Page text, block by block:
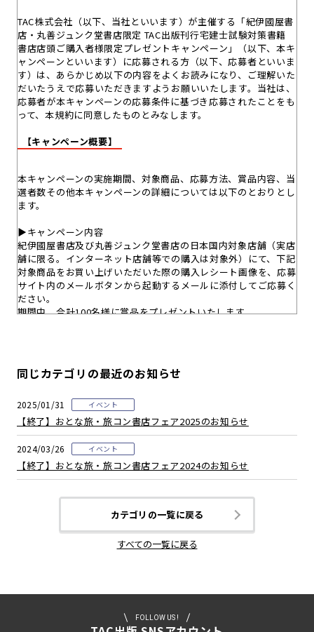
TAC株式会社（以下、当社といいます）が主催する「紀伊國屋書
店・丸善ジュンク堂書店限定 TAC出版刊行宅建士試験対策書籍
書店店頭ご購入者様限定プレゼントキャンペーン」（以下、本キ
ャンペーンといいます）に応募される方（以下、応募者といいま
す）は、あらかじめ以下の内容をよくお読みになり、ご理解いた
だいたうえで応募いただきますようお願いいたします。当社は、
応募者が本キャンペーンの応募条件に基づき応募されたことをも
って、本規約に同意したものとみなします。
【キャンペーン概要】
本キャンペーンの実施期間、対象商品、応募方法、賞品内容、当
選者数その他本キャンペーンの詳細については以下のとおりとし
ます。
▶キャンペーン内容
紀伊國屋書店及び丸善ジュンク堂書店の日本国内対象店舗（実店
舗に限る。インターネット店舗等での購入は対象外）にて、下記
対象商品をお買い上げいただいた際の購入レシート画像を、応募
サイト内のメールボタンから起動するメールに添付してご応募く
ださい。
期間中、合計100名様に賞品をプレゼントいたします。
※やむを得ない事情により、応募期間は予告なく変更となること
があります。
第１弾応募期間：2026年7月1日（水）～2026年7月31日(金)
第１弾当選発表：8月7日（金）
第２弾応募期間：2026年8月1日（土）～2026年8月31日(月)
第２弾当選発表：9月11日（金）
第3弾応募期間：2026年9月1日（火）～2026年9月30日(水)
第３弾当選発表：10月9日（金）
▶レシート有効期間
2026年7月1日（月）～9月30日（水）
紀伊國屋書店 日本国内全店舗
同じカテゴリの最近のお知らせ
2025/01/31 イベント
【終了】おとな旅・旅コン書店フェア2025のお知らせ
2024/03/26 イベント
【終了】おとな旅・旅コン書店フェア2024のお知らせ
カテゴリの一覧に戻る
すべての一覧に戻る
FOLLOW US !